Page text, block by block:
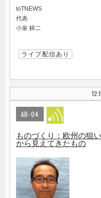
IoTNEWS
代表
小泉 耕二
ライブ配信あり
AB-04
ものづくり：欧州の狙
から見えてきたもの